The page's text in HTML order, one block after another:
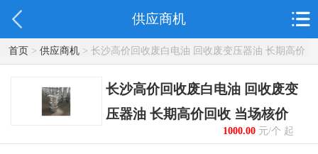
供应商机
首页> 供应商机> 长沙高价回收废白电油 回收废变压器油 长期高价
回收 当场核价
长沙高价回收废白电油 回收废变
压器油 长期高价回收 当场核价
1000.00元/个 起